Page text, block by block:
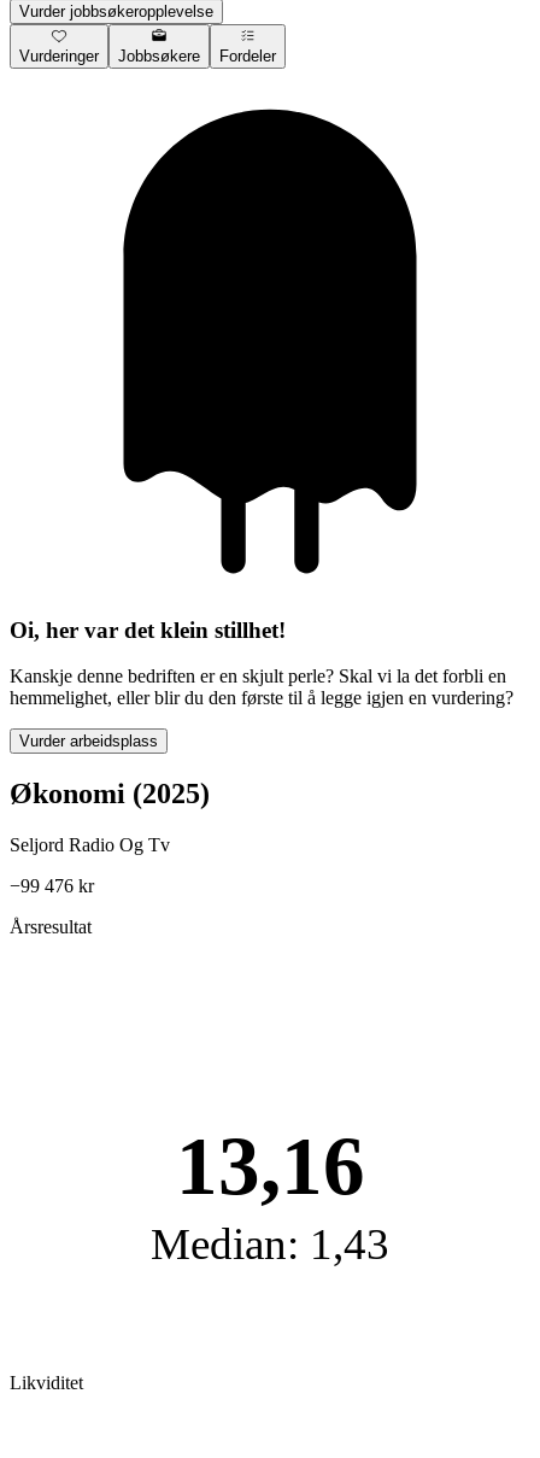
Vurder jobbsøkeropplevelse
Vurderinger Jobbsøkere Fordeler
Oi, her var det klein stillhet!
Kanskje denne bedriften er en skjult perle? Skal vi la det forbli en
hemmelighet, eller blir du den første til å legge igjen en vurdering?
Vurder arbeidsplass
Økonomi (2025)
Seljord Radio Og Tv
−99 476 kr
Årsresultat
13,16
Median: 1,43
Likviditet